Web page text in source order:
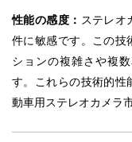
性能の感度： ステレオ
件に敏感です。この技
ションの複雑さや複
す。これらの技術的性
動車用ステレオカメラ